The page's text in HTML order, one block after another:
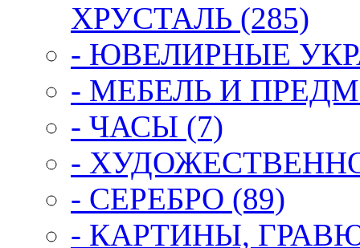
ХРУСТАЛЬ (285)
- ЮВЕЛИРНЫЕ
- МЕБЕЛЬ И
- ЧАСЫ (7)
-
- СЕРЕБРО (89)
- КАРТИНЫ,